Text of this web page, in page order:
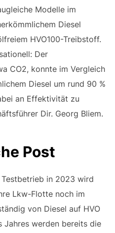
Modelle im
Diesel
HVO100-Treibstoff.
Der
CO2, konnte im Vergleich
Diesel um rund 90 %
an Effektivität zu
Dir. Georg Bliem.
Post
in 2023 wird
Lkw-Flotte noch im
von Diesel auf HVO
Jahres werden bereits die